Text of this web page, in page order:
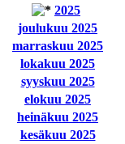
2025
joulukuu 2025
marraskuu 2025
lokakuu 2025
syyskuu 2025
elokuu 2025
heinäkuu 2025
kesäkuu 2025